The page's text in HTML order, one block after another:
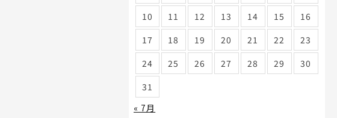
10
11 12 13 14 15
16
17
18 19 20 21 22
23
24
25 26 27 28 29
30
31
« 7月